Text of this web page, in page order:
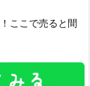
ここで売ると間